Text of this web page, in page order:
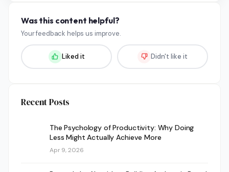
Was this content helpful?
Your feedback helps us improve.
Liked it Didn't like it
Recent Posts
The Psychology of Productivity: Why Doing
Less Might Actually Achieve More
Apr 9, 2026